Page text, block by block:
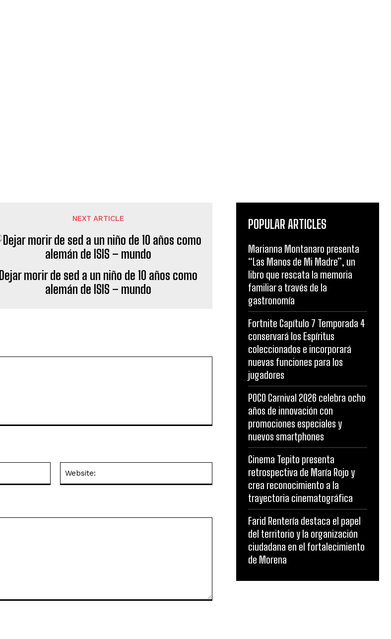
NEXT ARTICLE
Dejar morir de sed a un niño de 10 años como
alemán de ISIS – mundo
POPULAR ARTICLES
Marianna Montanaro presenta
“Las Manos de Mi Madre”, un
libro que rescata la memoria
familiar a través de la
gastronomía
Fortnite Capítulo 7 Temporada 4
conservará los Espíritus
coleccionados e incorporará
nuevas funciones para los
jugadores
POCO Carnival 2026 celebra ocho
años de innovación con
promociones especiales y
nuevos smartphones
Cinema Tepito presenta
retrospectiva de María Rojo y
crea reconocimiento a la
trayectoria cinematográfica
Farid Rentería destaca el papel
del territorio y la organización
ciudadana en el fortalecimiento
de Morena